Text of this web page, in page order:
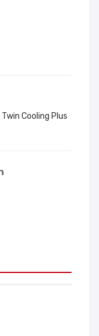
Twin Cooling Plus